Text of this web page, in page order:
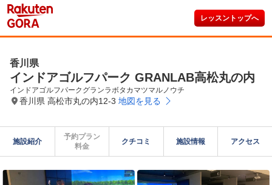
レッスントップへ
香川県
インドアゴルフパーク GRANLAB高松丸の内
インドアゴルフパークグランラボタカマツマルノウチ
香川県 高松市丸の内12-3 地図を見る
施設紹介
予約プラン
料金
クチコミ 施設情報 アクセス